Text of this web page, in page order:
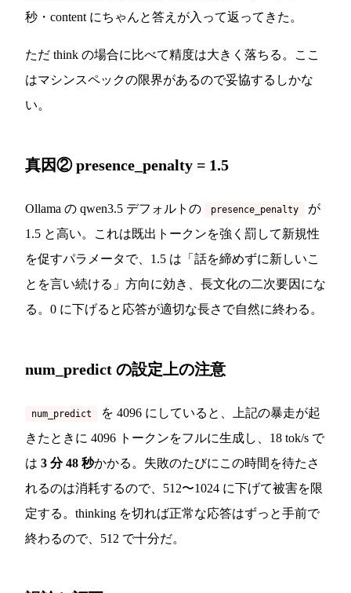
秒・content にちゃんと答えが入って返ってきた。
ただ think の場合に比べて精度は大きく落ちる。ここ
はマシンスペックの限界があるので妥協するしかな
い。
真因② presence_penalty = 1.5
Ollama の qwen3.5 デフォルトの presence_penalty
が
1.5 と高い。これは既出トークンを強く罰して新規性
を促すパラメータで、1.5 は「話を締めずに新しいこ
とを言い続ける」方向に効き、長文化の二次要因にな
る。0 に下げると応答が適切な長さで自然に終わる。
num_predict の設定上の注意
num_predict
を 4096 にしていると、上記の暴走が起
きたときに 4096 トークンをフルに生成し、18 tok/s で
は 3 分 48 秒かかる。失敗のたびにこの時間を待たさ
れるのは消耗するので、512〜1024 に下げて被害を限
定する。thinking を切れば正常な応答はずっと手前で
終わるので、512 で十分だ。